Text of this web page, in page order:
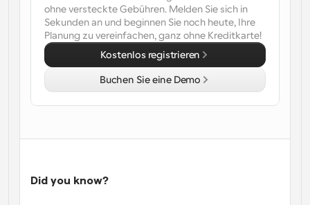
Supercharged Planung mit KI-gestützten Anrufen
Arbeitsabläufe
Automatisieren Sie die Planung und Erinnerungen
Blog
Bleiben Sie auf dem Laufenden über die neuesten
Nachrichten und Updates.
Nahtlos Meetings mit mehreren Personen buchen
Did you know?
ohne versteckte Gebühren. Melden Sie sich in
Sekunden an und beginnen Sie noch heute, Ihre
Planung zu vereinfachen, ganz ohne Kreditkarte!
Kostenlos registrieren
Buchen Sie eine Demo